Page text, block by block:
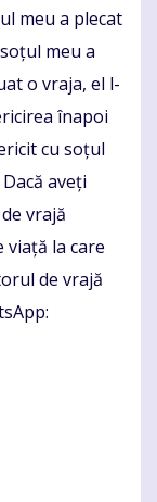
meu a plecat
meu a
o vraja, el l-
înapoi
cu soțul
aveți
vrajă
la care
de vrajă